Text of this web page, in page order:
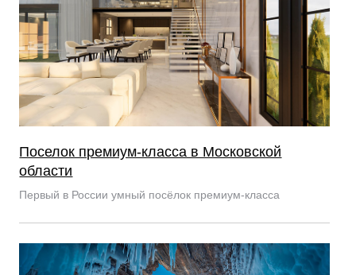
Поселок премиум-класса в Московской
области
Первый в России умный посёлок премиум-класса